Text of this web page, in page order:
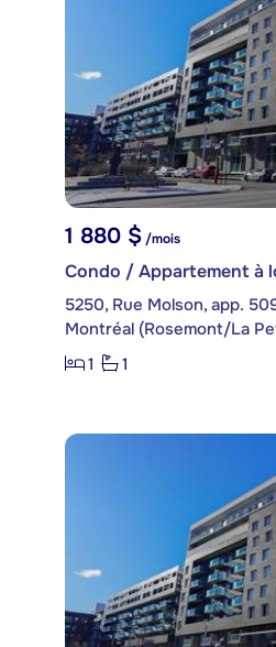
1 880 $ /mois
Condo / Appartement à
5250, Rue Molson, app.
Montréal (Rosemont/La
1
1